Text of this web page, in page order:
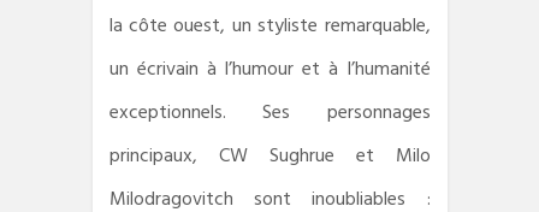
la côte ouest, un styliste remarquable,
un écrivain à l’humour et à l’humanité
exceptionnels. Ses personnages
principaux, CW Sughrue et Milo
Milodragovitch sont inoubliables :